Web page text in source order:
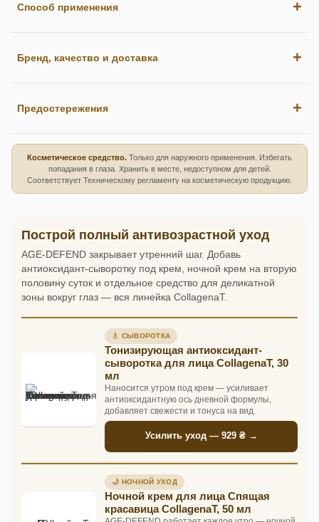
Способ применения
Бренд, качество и доставка
Предостережения
Косметическое средство. Только для наружного применения. Избегать
попадания в глаза. Хранить в месте, недоступном для детей.
Соответствует Техническому регламенту на косметическую продукцию.
Построй полный антивозрастной уход
AGE-DEFEND закрывает утренний шаг. Добавь
антиоксидант-сыворотку под крем, ночной крем на вторую
половину суток и отдельное средство для деликатной
зоны вокруг глаз — вся линейка CollagenaT.
💧 СЫВОРОТКА
Тонизирующая антиоксидант-
сыворотка для лица CollagenaT, 30
мл
Наносится утром под крем — усиливает
антиоксидантную ось дневной формулы,
добавляет свежести и тонуса на вид.
Усилить уход — 929 ₴ →
🌙 НОЧНОЙ УХОД
Ночной крем для лица Спящая
красавица CollagenaT, 50 мл